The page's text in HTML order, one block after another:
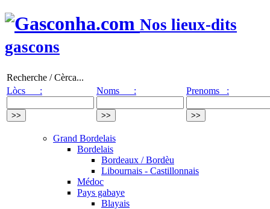
Nos lieux-dits
gascons
Recherche / Cèrca...
Lòcs :
Noms : Prenoms :
Grand Bordelais
Bordelais
Bordeaux / Bordèu
Libournais - Castillonnais
Médoc
Pays gabaye
Blayais